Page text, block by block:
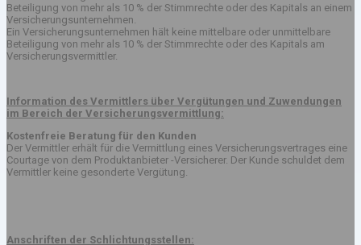
Beteiligung von mehr als 10 % der Stimmrechte oder des Kapitals an einem
Versicherungsunternehmen.
Ein Versicherungsunternehmen hält keine mittelbare oder unmittelbare
Beteiligung von mehr als 10 % der Stimmrechte oder des Kapitals am
Versicherungsvermittler.
Information des Vermittlers über Vergütungen und Zuwendungen
im Bereich der Versicherungsvermittlung:
Kostenfreie Beratung für den Kunden
Der Vermittler erhält für die Vermittlung eines Versicherungsvertrages eine
Courtage von dem Produktanbieter -Versicherer. Der Kunde schuldet dem
Vermittler keine gesonderte Vergütung.
Anschriften der Schlichtungsstellen: